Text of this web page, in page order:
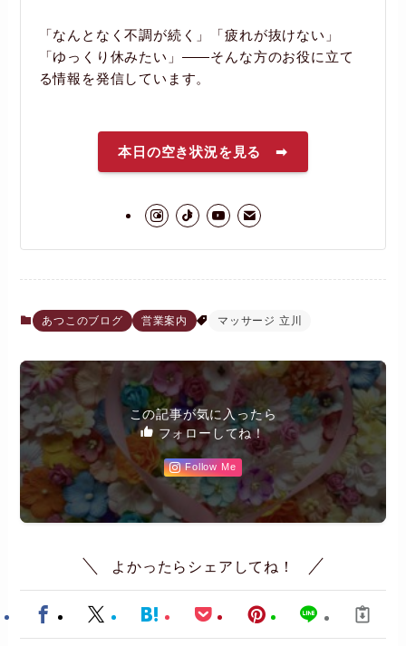
「なんとなく不調が続く」「疲れが抜けない」
「ゆっくり休みたい」――そんな方のお役に立て
る情報を発信しています。
本日の空き状況を見る ➡
あつこのブログ 営業案内 マッサージ 立川
この記事が気に入ったら
フォローしてね！
Follow Me
よかったらシェアしてね！